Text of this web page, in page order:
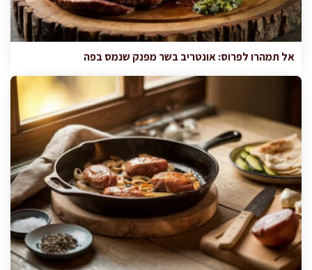
אל תמהרו לפרוס: אונטריב בשר מפנק שנמס בפה